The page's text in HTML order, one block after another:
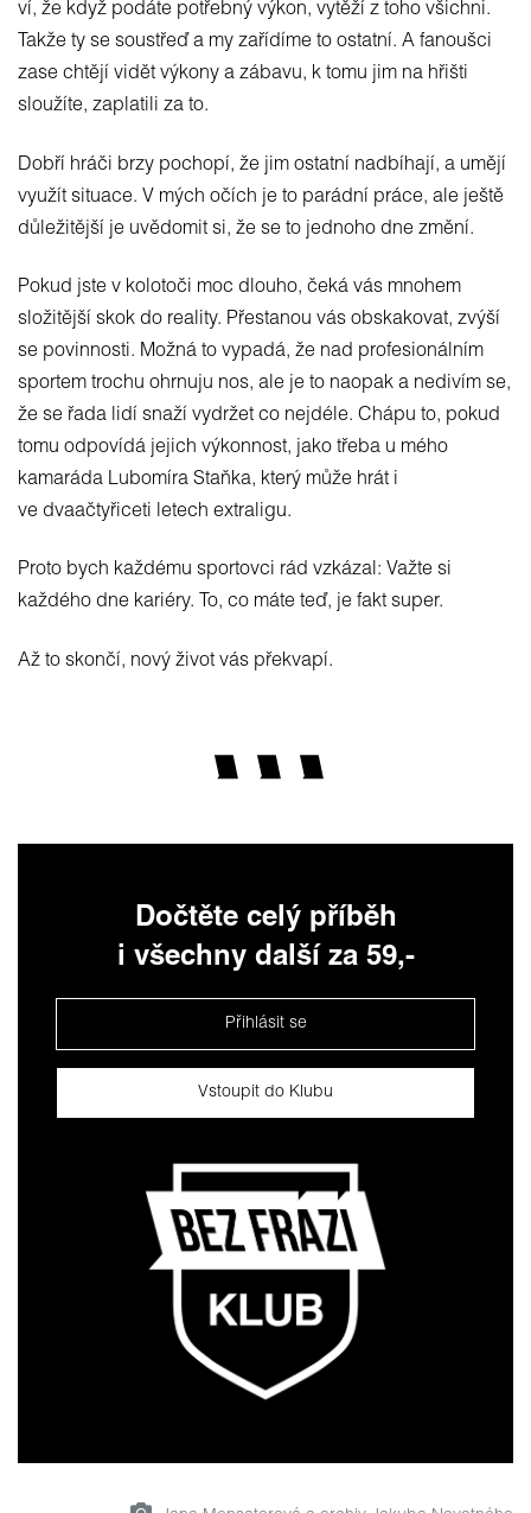
ví, že když podáte potřebný výkon, vytěží z toho všichni.
Takže ty se soustřeď a my zařídíme to ostatní. A fanoušci
zase chtějí vidět výkony a zábavu, k tomu jim na hřišti
sloužíte, zaplatili za to.
Dobří hráči brzy pochopí, že jim ostatní nadbíhají, a umějí
využít situace. V mých očích je to parádní práce, ale ještě
důležitější je uvědomit si, že se to jednoho dne změní.
Pokud jste v kolotoči moc dlouho, čeká vás mnohem
složitější skok do reality. Přestanou vás obskakovat, zvýší
se povinnosti. Možná to vypadá, že nad profesionálním
sportem trochu ohrnuju nos, ale je to naopak a nedivím se,
že se řada lidí snaží vydržet co nejdéle. Chápu to, pokud
tomu odpovídá jejich výkonnost, jako třeba u mého
kamaráda Lubomíra Staňka, který může hrát i
ve dvaačtyřiceti letech extraligu.
Proto bych každému sportovci rád vzkázal: Važte si
každého dne kariéry. To, co máte teď, je fakt super.
Až to skončí, nový život vás překvapí.
Dočtěte celý příběh
i všechny další za 59,-
Přihlásit se
Vstoupit do Klubu